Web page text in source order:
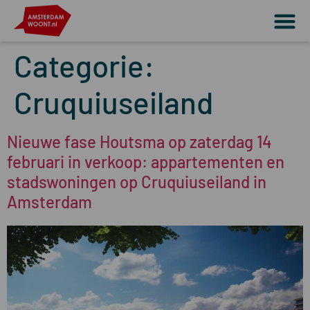
Categorie:
Cruquiuseiland
Nieuwe fase Houtsma op zaterdag 14
februari in verkoop: appartementen en
stadswoningen op Cruquiuseiland in
Amsterdam